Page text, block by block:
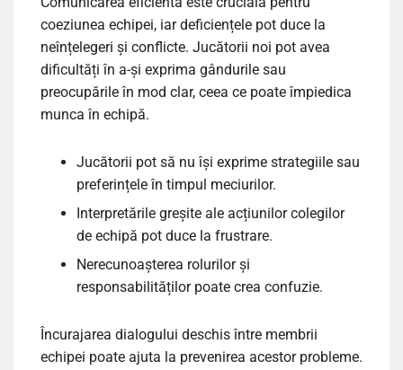
coeziunea echipei, iar deficiențele pot duce la
neînțelegeri și conflicte. Jucătorii noi pot avea
dificultăți în a-și exprima gândurile sau
preocupările în mod clar, ceea ce poate împiedica
munca în echipă.
Jucătorii pot să nu își exprime strategiile sau
preferințele în timpul meciurilor.
Interpretările greșite ale acțiunilor colegilor
de echipă pot duce la frustrare.
Nerecunoașterea rolurilor și
responsabilităților poate crea confuzie.
Încurajarea dialogului deschis între membrii
echipei poate ajuta la prevenirea acestor probleme.